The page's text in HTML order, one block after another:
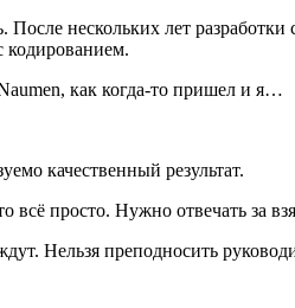
нескольких лет
кодированием.
как когда-то пришел и я…
качественный результат.
всё просто. Нужно отвечать за
Нельзя преподносить